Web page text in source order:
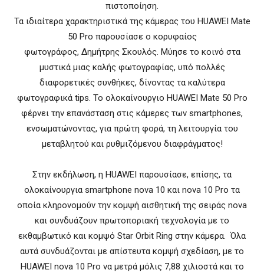
πιστοποίηση.
Τα ιδιαίτερα χαρακτηριστικά της κάμερας του HUAWEI Mate
50 Pro παρουσίασε ο κορυφαίος
φωτογράφος, Δημήτρης Σκουλός. Μύησε το κοινό στα
μυστικά μιας καλής φωτογραφίας, υπό πολλές
διαφορετικές συνθήκες, δίνοντας τα καλύτερα
φωτογραφικά tips. Το ολοκαίνουργιο HUAWEI Mate 50 Pro
φέρνει την επανάσταση στις κάμερες των smartphones,
ενσωματώνοντας, για πρώτη φορά, τη λειτουργία του
μεταβλητού και ρυθμιζόμενου διαφράγματος!
Στην εκδήλωση, η HUAWEI παρουσίασε, επίσης, τα
ολοκαίνουργια smartphone nova 10 και nova 10 Pro τα
οποία κληρονομούν την κομψή αισθητική της σειράς nova
και συνδυάζουν πρωτοποριακή τεχνολογία με το
εκθαμβωτικό και κομψό Star Orbit Ring στην κάμερα. Όλα
αυτά συνδυάζονται με απίστευτα κομψή σχεδίαση, με το
HUAWEI nova 10 Pro να μετρά μόλις 7,88 χιλιοστά και το